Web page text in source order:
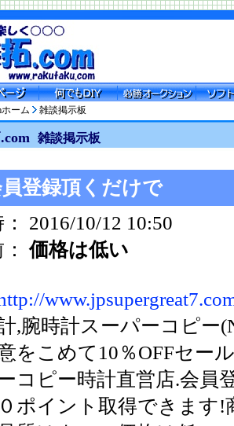
ホーム 雑談掲示板
雑談掲示板
登録頂くだけで
： 2016/10/12 10:50
：価格は低い
,腕時計スーパーコピー
をこめて10％OFFセー
コピー時計直営店.会員
０ポイント取得できます!